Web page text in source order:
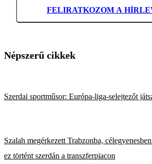
FELIRATKOZOM A
Népszerű cikkek
Szerdai sportműsor: Európa-liga-selejtezőt
Szalah megérkezett Trabzonba,
ez történt szerdán a transzferpiacon